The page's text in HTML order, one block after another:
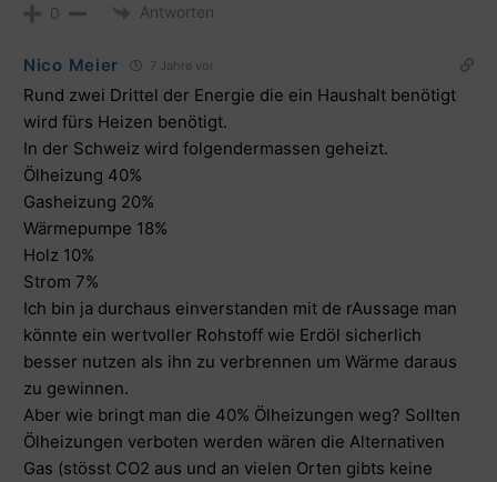
0 Antworten
Nico Meier 7 Jahre vor
Rund zwei Drittel der Energie die ein Haushalt benötigt
wird fürs Heizen benötigt.
In der Schweiz wird folgendermassen geheizt.
Ölheizung 40%
Gasheizung 20%
Wärmepumpe 18%
Holz 10%
Strom 7%
Ich bin ja durchaus einverstanden mit de rAussage man
könnte ein wertvoller Rohstoff wie Erdöl sicherlich
besser nutzen als ihn zu verbrennen um Wärme daraus
zu gewinnen.
Aber wie bringt man die 40% Ölheizungen weg? Sollten
Ölheizungen verboten werden wären die Alternativen
Gas (stösst CO2 aus und an vielen Orten gibts keine